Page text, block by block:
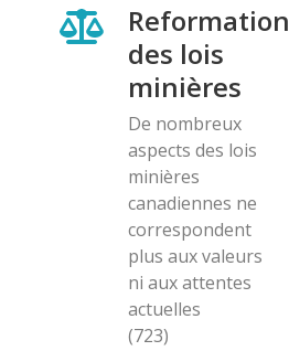
Reformation
des lois
minières
De nombreux
aspects des lois
minières
canadiennes ne
correspondent
plus aux valeurs
ni aux attentes
actuelles
(723)